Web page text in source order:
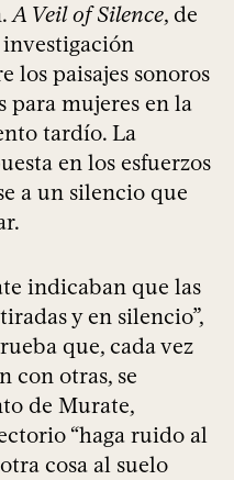
A Veil of Silence, de
los paisajes sonoros
para mujeres en la
tardío. La
en los esfuerzos
a un silencio que
indicaban que las
y en silencio”,
que, cada vez
con otras, se
de Murate,
“haga ruido al
cosa al suelo